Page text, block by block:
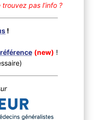
trouvez pas l’info ?
!
(new) !